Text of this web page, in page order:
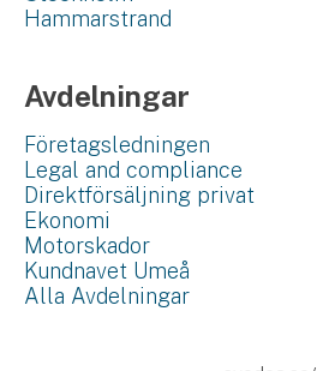
Hammarstrand
Avdelningar
Företagsledningen
Legal and compliance
Direktförsäljning privat
Ekonomi
Motorskador
Kundnavet Umeå
Alla Avdelningar